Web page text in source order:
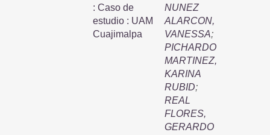
: Caso de
estudio : UAM
Cuajimalpa
NUNEZ
ALARCON,
VANESSA;
PICHARDO
MARTINEZ,
KARINA
RUBID;
REAL
FLORES,
GERARDO